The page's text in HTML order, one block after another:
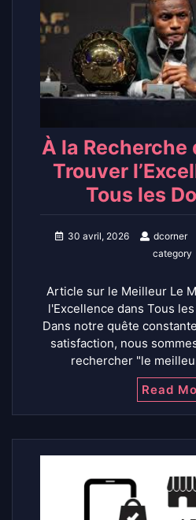
À la Recherche
Trouver
Tous les
30 avril, 2026 dcorner
category
Article sur le Meilleur Le
l'Excellence dans Tous
Dans notre quête
satisfaction, nous
rechercher "le
Read